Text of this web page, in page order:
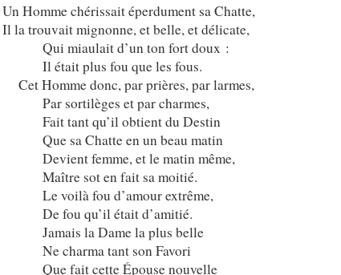
Un Homme chérissait éperdument sa Chatte,
Il la trouvait mignonne, et belle, et délicate,
Qui miaulait d’un ton fort doux :
Il était plus fou que les fous.
Cet Homme donc, par prières, par larmes,
Par sortilèges et par charmes,
Fait tant qu’il obtient du Destin
Que sa Chatte en un beau matin
Devient femme, et le matin même,
Maître sot en fait sa moitié.
Le voilà fou d’amour extrême,
De fou qu’il était d’amitié.
Jamais la Dame la plus belle
Ne charma tant son Favori
Que fait cette Épouse nouvelle